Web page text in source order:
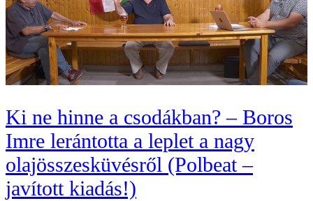
Ki ne hinne a csodákban? – Boros
Imre lerántotta a leplet a nagy
olajösszesküvésről (Polbeat –
javított kiadás!)